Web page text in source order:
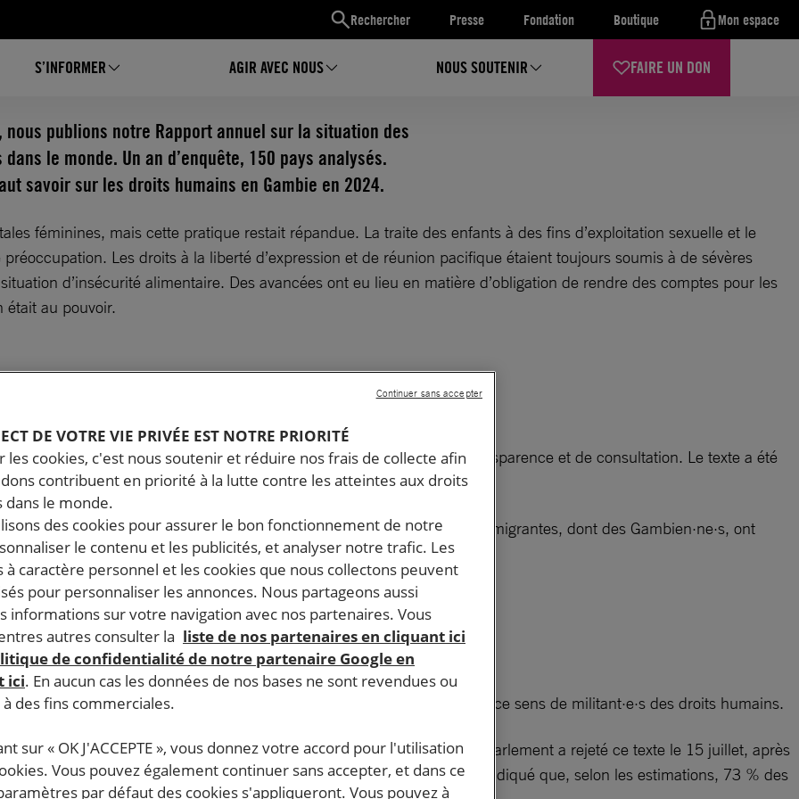
Rechercher Presse Fondation Boutique Mon espace
S’INFORMER AGIR AVEC NOUS NOUS SOUTENIR FAIRE UN DON
nous publions notre Rapport annuel sur la situation des
le monde. Un an d’enquête, 150 pays analysés.
savoir sur les droits humains en Gambie en 2024.
féminines, mais cette pratique restait répandue. La traite des enfants à des fins d’exploitation sexuelle et le
Les droits à la liberté d’expression et de réunion pacifique étaient toujours soumis à de sévères
d’insécurité alimentaire. Des avancées ont eu lieu en matière d’obligation de rendre des comptes pour les
était au pouvoir.
constitution, sur fond de critiques lui reprochant un manque de transparence et de consultation. Le texte a été
Durant les cinq premiers mois de l’année, près de 5 000 personnes migrantes, dont des Gambien·ne·s, ont
le viol conjugal comme une infraction pénale, malgré les appels en ce sens de militant·e·s des droits humains.
génitales féminines a été présentée au Parlement en mars. Le Parlement a rejeté ce texte le 15 juillet, après
conséquences néfastes de cette pratique sur la santé. L’UNICEF a indiqué que, selon les estimations, 73 % des
DE VOTRE VIE PRIVÉE EST NOTRE PRIORITÉ
les cookies, c'est nous soutenir et réduire nos frais de collecte afin
contribuent en priorité à la lutte contre les atteintes aux droits
dans le monde.
des cookies pour assurer le bon fonctionnement de notre
le contenu et les publicités, et analyser notre trafic. Les
à caractère personnel et les cookies que nous collectons peuvent
pour personnaliser les annonces. Nous partageons aussi
informations sur votre navigation avec nos partenaires. Vous
autres consulter la liste de nos partenaires en cliquant ici
de confidentialité de notre partenaire Google en
ici. En aucun cas les données de nos bases ne sont revendues ou
des fins commerciales.
sur « OK J'ACCEPTE », vous donnez votre accord pour l'utilisation
Vous pouvez également continuer sans accepter, et dans ce
par défaut des cookies s'appliqueront. Vous pouvez à
Continuer sans accepter